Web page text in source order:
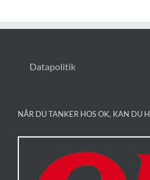
Datapolitik
NÅR DU TANKER HOS OK, KAN DU